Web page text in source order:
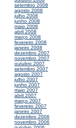
setembro 2008
agosto 2008
julho 2008
junho 2008
maio 2008
abril 2008
março 2008
fevereiro 2008
janeiro 2008
dezembro 2007
novembro 2007
outubro 2007
setembro 2007
agosto 2007
julho 2007
junho 2007
maio 2007
abril 2007
março 2007
fevereiro 2007
janeiro 2007
dezembro 2006
novembro 2006